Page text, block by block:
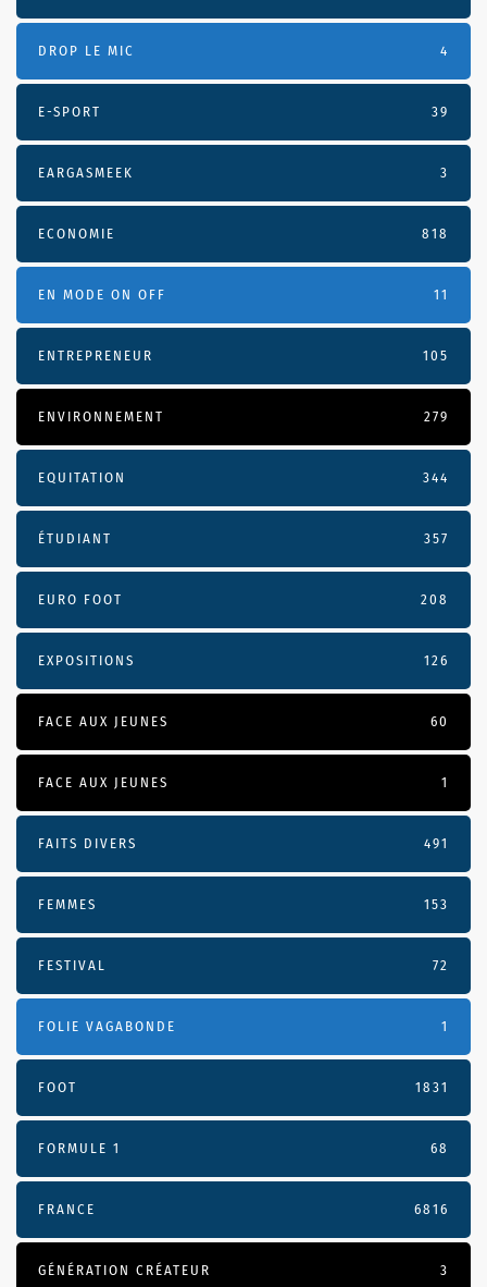
DROP LE MIC 4
E-SPORT 39
EARGASMEEK 3
ECONOMIE 818
EN MODE ON OFF 11
ENTREPRENEUR 105
ENVIRONNEMENT 279
EQUITATION 344
ÉTUDIANT 357
EURO FOOT 208
EXPOSITIONS 126
FACE AUX JEUNES 60
FACE AUX JEUNES 1
FAITS DIVERS 491
FEMMES 153
FESTIVAL 72
FOLIE VAGABONDE 1
FOOT 1831
FORMULE 1 68
FRANCE 6816
GÉNÉRATION CRÉATEUR 3